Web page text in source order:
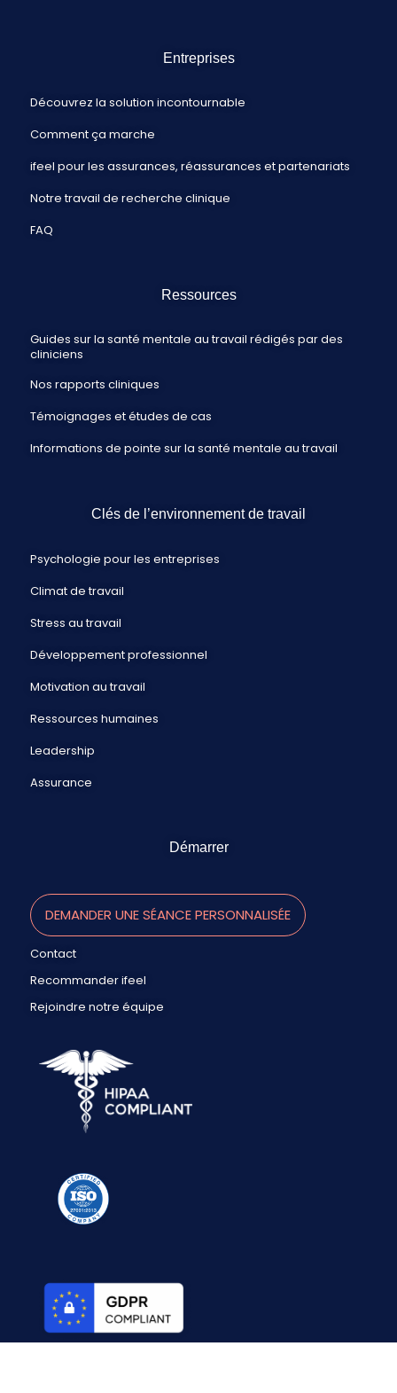
Entreprises
Découvrez la solution incontournable
Comment ça marche
ifeel pour les assurances, réassurances et partenariats
Notre travail de recherche clinique
FAQ
Ressources
Guides sur la santé mentale au travail rédigés par des
cliniciens
Nos rapports cliniques
Témoignages et études de cas
Informations de pointe sur la santé mentale au travail
Clés de l’environnement de travail
Psychologie pour les entreprises
Climat de travail
Stress au travail
Développement professionnel
Motivation au travail
Ressources humaines
Leadership
Assurance
Démarrer
DEMANDER UNE SÉANCE PERSONNALISÉE
Contact
Recommander ifeel
Rejoindre notre équipe